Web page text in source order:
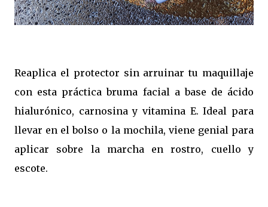
Reaplica el protector sin arruinar tu maquillaje
con esta práctica bruma facial a base de ácido
hialurónico, carnosina y vitamina E. Ideal para
llevar en el bolso o la mochila, viene genial para
aplicar sobre la marcha en rostro, cuello y
escote.